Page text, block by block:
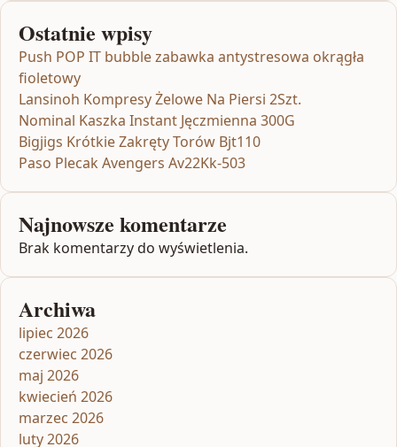
Ostatnie wpisy
Push POP IT bubble zabawka antystresowa okrągła
fioletowy
Lansinoh Kompresy Żelowe Na Piersi 2Szt.
Nominal Kaszka Instant Jęczmienna 300G
Bigjigs Krótkie Zakręty Torów Bjt110
Paso Plecak Avengers Av22Kk-503
Najnowsze komentarze
Brak komentarzy do wyświetlenia.
Archiwa
lipiec 2026
czerwiec 2026
maj 2026
kwiecień 2026
marzec 2026
luty 2026